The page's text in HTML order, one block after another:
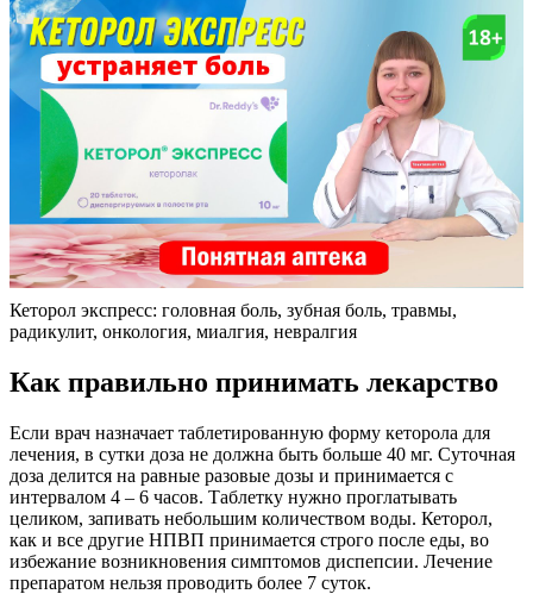
Кеторол экспресс: головная боль, зубная боль, травмы,
радикулит, онкология, миалгия, невралгия
Как правильно принимать лекарство
Если врач назначает таблетированную форму кеторола для
лечения, в сутки доза не должна быть больше 40 мг. Суточная
доза делится на равные разовые дозы и принимается с
интервалом 4 – 6 часов. Таблетку нужно проглатывать
целиком, запивать небольшим количеством воды. Кеторол,
как и все другие НПВП принимается строго после еды, во
избежание возникновения симптомов диспепсии. Лечение
препаратом нельзя проводить более 7 суток.